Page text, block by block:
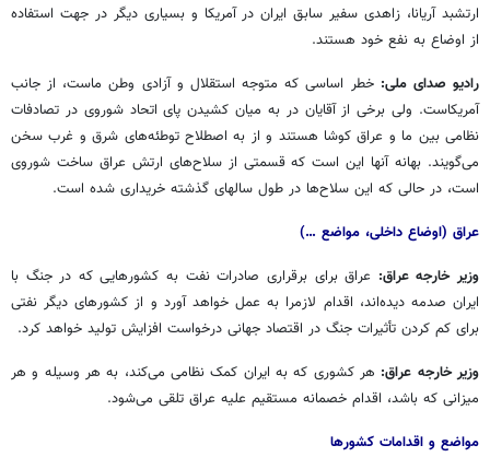
ارتشبد آریانا، زاهدی سفیر سابق ایران در آمریکا و بسیاری دیگر در جهت استفاده
از اوضاع به نفع خود هستند.
رادیو صدای ملی: خطر اساسی که متوجه استقلال و آزادی وطن ماست، از جانب
آمریکاست. ولی برخی از آقایان در به میان کشیدن پای اتحاد شوروی در تصادفات
نظامی بین ما و عراق کوشا هستند و از به اصطلاح توطئه‌های شرق و غرب سخن
می‌گویند. بهانه آنها این است که قسمتی از سلاح‌های ارتش عراق ساخت شوروی
است، در حالی که این سلاح‌ها در طول سالهای گذشته خریداری شده است.
عراق (اوضاع داخلی، مواضع …)
وزیر خارجه عراق: عراق برای برقراری صادرات نفت به کشورهایی که در جنگ با
ایران صدمه دیده‌اند، اقدام لازمرا به عمل خواهد آورد و از کشورهای دیگر نفتی
برای کم کردن تأثیرات جنگ در اقتصاد جهانی درخواست افزایش تولید خواهد کرد.
وزیر خارجه عراق: هر کشوری که به ایران کمک نظامی می‌کند، به هر وسیله و هر
میزانی که باشد، اقدام خصمانه مستقیم علیه عراق تلقی می‌شود.
مواضع و اقدامات کشورها